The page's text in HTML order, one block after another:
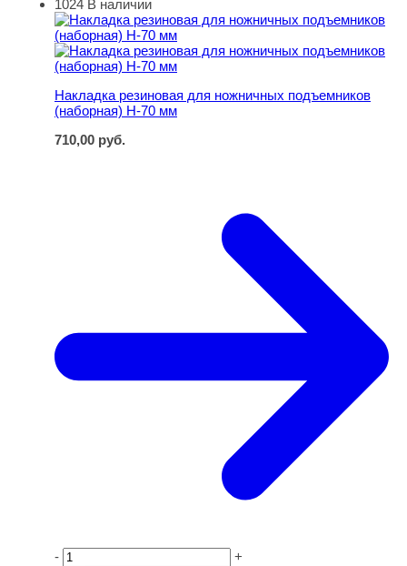
Накладка резиновая для ножничных подъемников
1024 В наличии
Накладка резиновая для ножничных подъемников
(наборная) Н-70 мм
710,00 руб.
- +